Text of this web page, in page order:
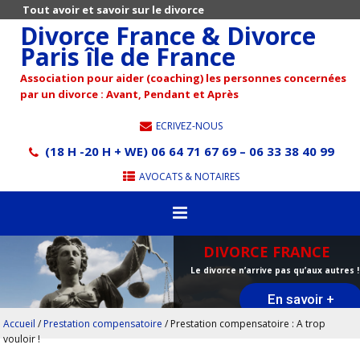
Tout avoir et savoir sur le divorce
Divorce France & Divorce
Paris île de France
Association pour aider (coaching) les personnes concernées
par un divorce : Avant, Pendant et Après
ECRIVEZ-NOUS
(18 H -20 H + WE) 06 64 71 67 69 – 06 33 38 40 99
AVOCATS & NOTAIRES
DIVORCE FRANCE
Le divorce n’arrive pas qu’aux autres !
En savoir +
Accueil / Prestation compensatoire / Prestation compensatoire : A trop
vouloir !